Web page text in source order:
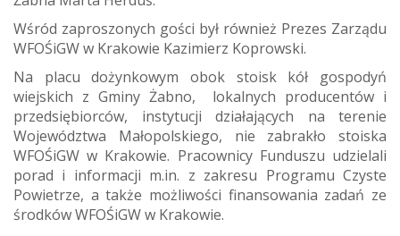
Wśród zaproszonych gości był również Prezes Zarządu
WFOŚiGW w Krakowie Kazimierz Koprowski.
Na placu dożynkowym obok stoisk kół gospodyń
wiejskich z Gminy Żabno, lokalnych producentów i
przedsiębiorców, instytucji działających na terenie
Województwa Małopolskiego, nie zabrakło stoiska
WFOŚiGW w Krakowie. Pracownicy Funduszu udzielali
porad i informacji m.in. z zakresu Programu Czyste
Powietrze, a także możliwości finansowania zadań ze
środków WFOŚiGW w Krakowie.